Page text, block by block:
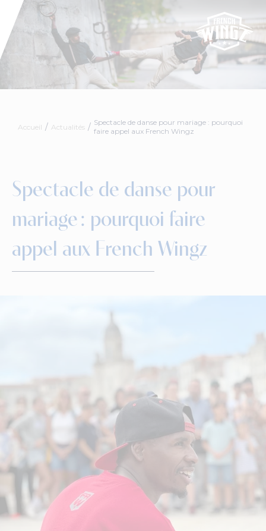
Accueil Actualités
Spectacle de danse pour mariage : pourquoi
faire appel aux French Wingz
Spectacle de danse pour
mariage : pourquoi faire
appel aux French Wingz